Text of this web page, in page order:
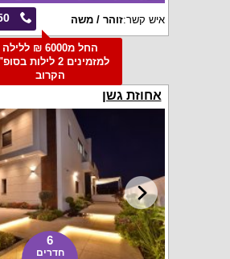
איש קשר:זוהר / משה
החל מ6000 ₪ ללילה
למזמינים 2 לילות
הקרוב
אחוזת גשן
6
חדרים